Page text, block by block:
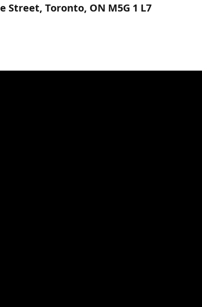
Street, Toronto, ON M5G 1 L7